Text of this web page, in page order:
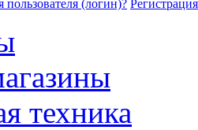
(логин)? Регистрация
техника